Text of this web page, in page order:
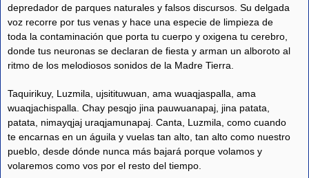
depredador de parques naturales y falsos discursos. Su delgada
voz recorre por tus venas y hace una especie de limpieza de
toda la contaminación que porta tu cuerpo y oxigena tu cerebro,
donde tus neuronas se declaran de fiesta y arman un alboroto al
ritmo de los melodiosos sonidos de la Madre Tierra.
Taquirikuy, Luzmila, ujsitituwuan, ama wuaqjaspalla, ama
wuaqjachispalla. Chay pesqjo jina pauwuanapaj, jina patata,
patata, nimayqjaj uraqjamunapaj. Canta, Luzmila, como cuando
te encarnas en un águila y vuelas tan alto, tan alto como nuestro
pueblo, desde dónde nunca más bajará porque volamos y
volaremos como vos por el resto del tiempo.